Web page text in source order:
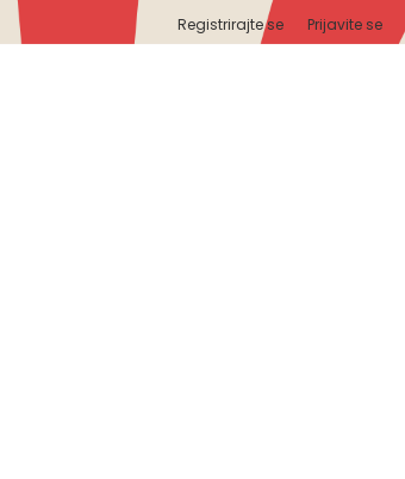
Registrirajte se Prijavite se